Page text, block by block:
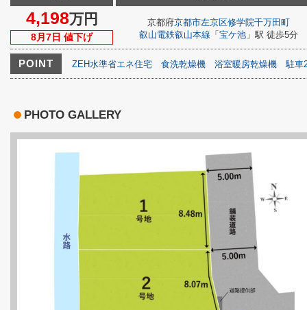
4,198万円
8月7日 値下げ
京都府京都市左京区修学院千万田町
叡山電鉄叡山本線 「 宝ケ池 」駅 徒歩5分
POINT ZEH水準省エネ住宅 食洗乾燥機 浴室暖房乾燥機 駐車
PHOTO GALLERY